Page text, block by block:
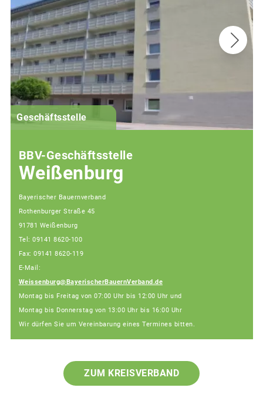
Geschäftsstelle
BBV-Geschäftsstelle
Weißenburg
Bayerischer Bauernverband
Rothenburger Straße 45
91781 Weißenburg
Tel: 09141 8620-100
Fax: 09141 8620-119
E-Mail:
Weissenburg@BayerischerBauernVerband.de
Montag bis Freitag von 07:00 Uhr bis 12:00 Uhr und
Montag bis Donnerstag von 13:00 Uhr bis 16:00 Uhr
Wir dürfen Sie um Vereinbarung eines Termines bitten.
ZUM KREISVERBAND